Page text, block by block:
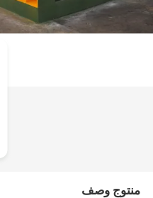
منتوج وصف